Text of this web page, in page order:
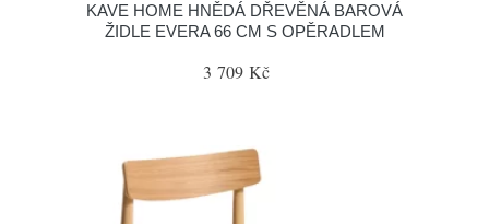
KAVE HOME HNĚDÁ DŘEVĚNÁ BAROVÁ
ŽIDLE EVERA 66 CM S OPĚRADLEM
3 709 Kč